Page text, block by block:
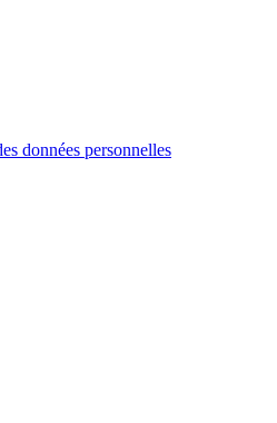
données personnelles